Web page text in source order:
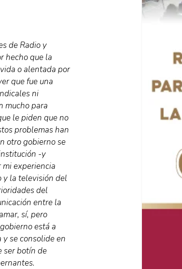
de Radio y
hecho que la
o alentada por
que fue una
ni
mucho para
le piden que no
problemas han
otro gobierno se
-y
experiencia
y la televisión del
del
entre la
sí, pero
está a
se consolide en
ser botín de